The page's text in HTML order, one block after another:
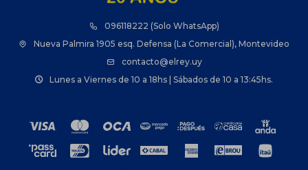
096118222 (Solo WhatsApp)
Nueva Palmira 1905 esq. Defensa (La Comercial), Montevideo
contacto@elrey.uy
Lunes a Viernes de 10 a 18hs | Sábados de 10 a 13:45hs.